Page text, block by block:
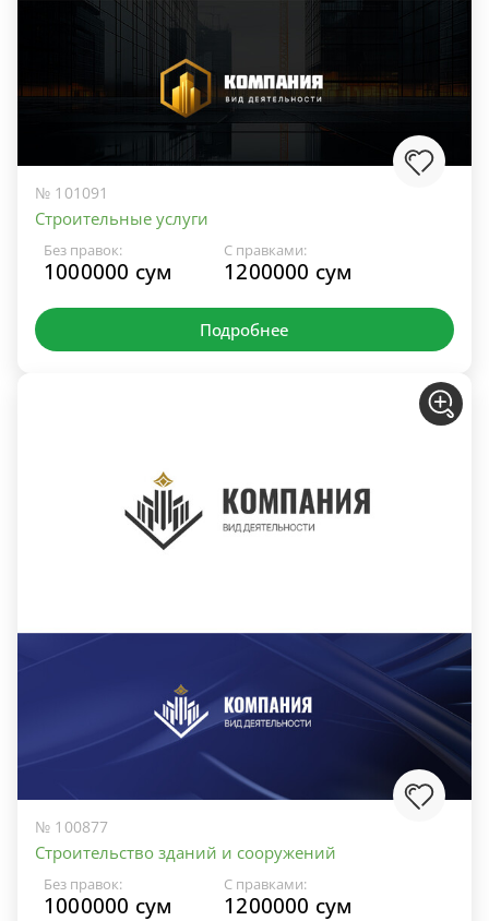
№ 101091
Строительные услуги
Без правок:
1000000 сум
С правками:
1200000 сум
Подробнее
№ 100877
Строительство зданий и сооружений
Без правок:
1000000 сум
С правками:
1200000 сум